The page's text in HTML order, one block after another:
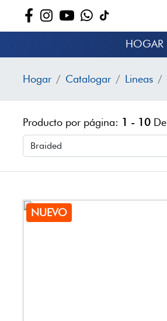
HOGAR
Hogar Catalogar Lineas
Producto por página: 1 - 10 De
NUEVO